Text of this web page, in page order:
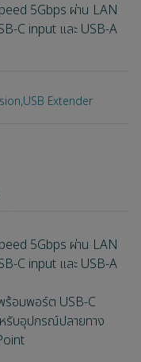
5Gbps ผ่าน LAN
C input และ USB-A
,USB Extender
5Gbps ผ่าน LAN
C input และ USB-A
ร้อมพอร์ต USB-C
รับอุปกรณ์ปลายทาง